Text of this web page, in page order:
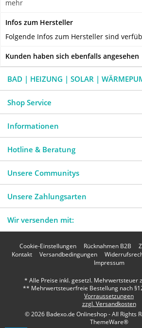
mehr
Infos zum Hersteller
Folgende Infos zum Hersteller sind
Kunden haben sich ebenfalls angesehen
BAD | HEIZUNG | SOLAR |
Shop Service
Informationen
Hotline & Beratung
Unsere Communitys
Unsere Zahlungsarten
Wir versenden mit:
Cookie-Einstellungen Rücknahmen B2B
Kontakt
Versandbedingungen
Impressum
* Alle Preise inkl. gesetzl. Mehrwertsteuer
** Mehrwertsteuerfreie Bestellung nach
Vorraussetzungen
zzgl. Versandkosten
© 2026 Badexo.de Onlineshop - All Rights
ThemeWare®